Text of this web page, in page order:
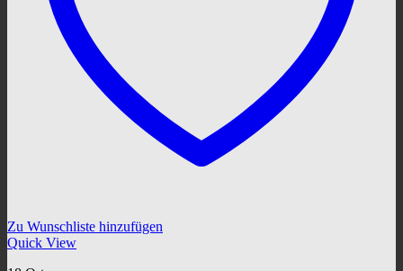
Zu Wunschliste hinzufügen
Quick View